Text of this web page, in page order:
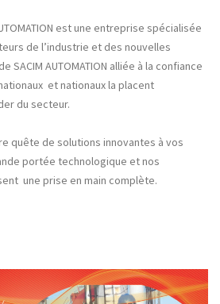
est une entreprise spécialisée
de l’industrie et des nouvelles
SACIM AUTOMATION alliée à la confiance
et nationaux la placent
du secteur.
quête de solutions innovantes à vos
portée technologique et nos
une prise en main complète.